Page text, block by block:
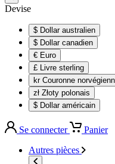
Devise
$ Dollar australien
$ Dollar canadien
€ Euro
£ Livre sterling
kr Couronne
zł Złoty polonais
$ Dollar américain
Se connecter
Panier
Autres pièces